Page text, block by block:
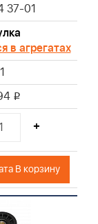
37-01
в агрегатах
1
i
+
В корзину